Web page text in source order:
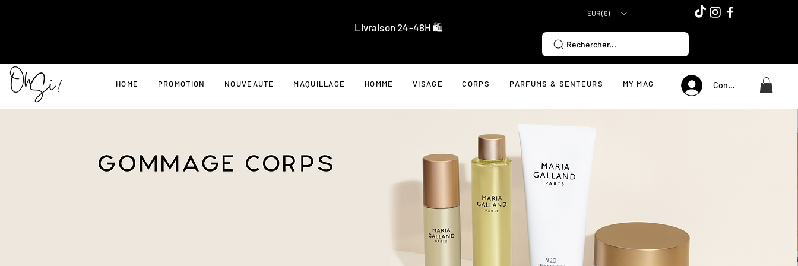
Livraison 24-48H 🛍️
EUR (€)
Rechercher...
HOME PROMOTION NOUVEAUTÉ MAQUILLAGE HOMME VISAGE CORPS PARFUMS & SENTEURS MY MAG Connexion